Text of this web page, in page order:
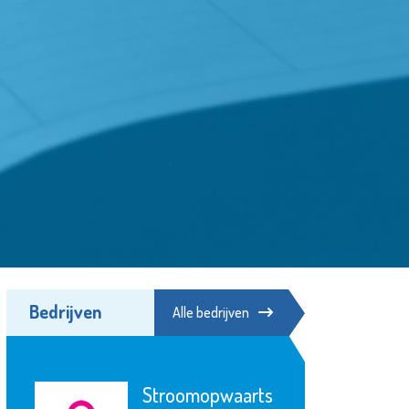
Bedrijven Alle bedrijven
Stroomopwaarts